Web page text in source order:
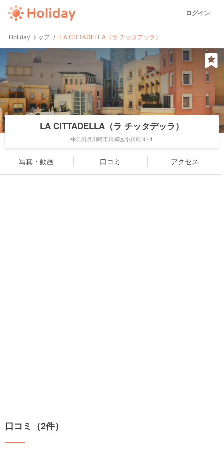
ログイン
Holiday トップ LA CITTADELLA（ラ チッタデッラ）
LA CITTADELLA（ラ チッタデッラ）
神奈川県川崎市川崎区小川町４-１
写真・動画 口コミ アクセス
口コミ（2件）